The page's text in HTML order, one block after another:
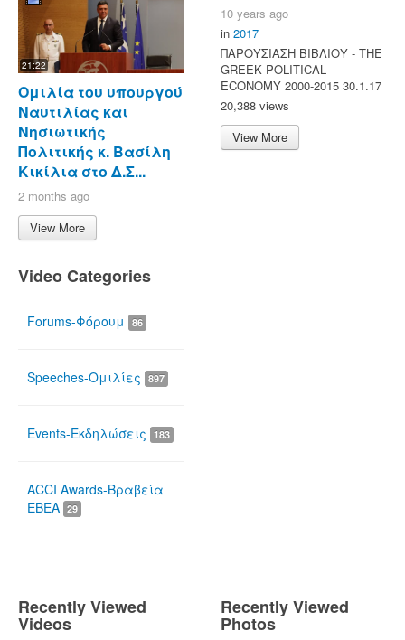
21:22
Ομιλία του υπουργού
Ναυτιλίας και
Νησιωτικής
Πολιτικής κ. Βασίλη
Κικίλια στο Δ.Σ...
2 months ago
View More
Video Categories
Forums-Φόρουμ 86
Speeches-Ομιλίες 897
Events-Εκδηλώσεις 183
ACCI Awards-Βραβεία
ΕΒΕΑ 29
10 years ago
in 2017
ΠΑΡΟΥΣΙΑΣΗ ΒΙΒΛΙΟΥ - ΤΗΕ
GREEK POLITICAL
ECONOMY 2000-2015 30.1.17
20,388 views
View More
Recently Viewed
Videos
Recently Viewed
Photos